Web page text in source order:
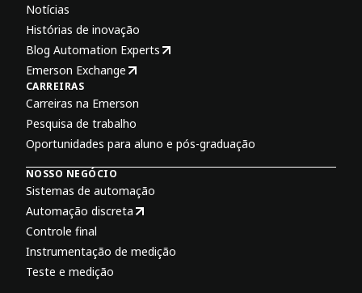
Notícias
Histórias de inovação
Blog Automation Experts
Emerson Exchange
CARREIRAS
Carreiras na Emerson
Pesquisa de trabalho
Oportunidades para aluno e pós-graduação
NOSSO NEGÓCIO
Sistemas de automação
Automação discreta
Controle final
Instrumentação de medição
Teste e medição